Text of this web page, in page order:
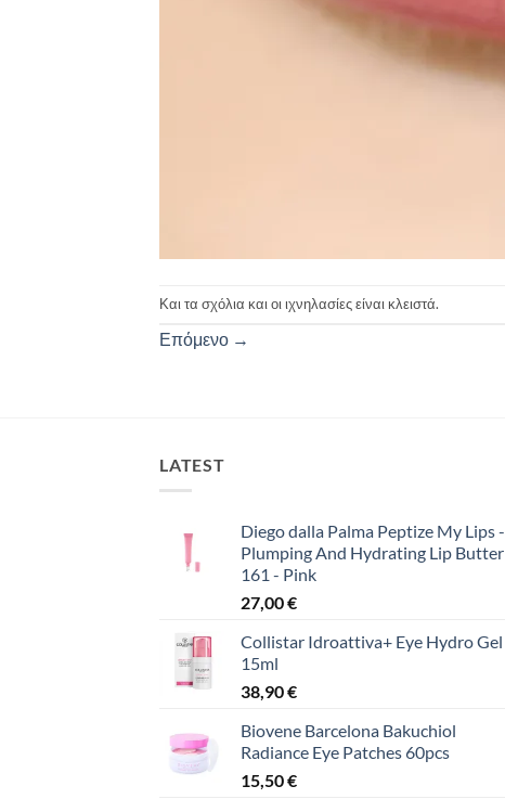
Και τα σχόλια και οι ιχνηλασίες είναι κλειστά.
Επόμενο →
LATEST
Diego dalla Palma Peptize My Lips -
Plumping And Hydrating Lip Butter
161 - Pink
27,00€
Collistar Idroattiva+ Eye Hydro Gel
15ml
38,90€
Biovene Barcelona Bakuchiol
Radiance Eye Patches 60pcs
15,50€